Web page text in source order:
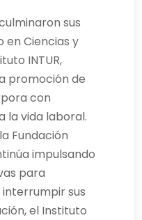
sus
en Ciencias y
INTUR,
promoción de
con
la vida laboral.
Fundación
impulsando
para
sus
el Instituto